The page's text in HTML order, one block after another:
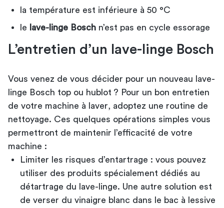
la température est inférieure à 50 °C
le
lave-linge Bosch n’est pas en cycle essorage
L’entretien d’un lave-linge Bosch
Vous venez de vous décider pour un nouveau
lave-
linge Bosch top ou hublot ? Pour un bon entretien
de votre machine à laver , adoptez une routine de
nettoyage. Ces quelques opérations simples vous
permettront de maintenir l’efficacité de votre
machine :
Limiter les risques d’entartrage : vous pouvez
utiliser des produits spécialement dédiés au
détartrage du lave-linge. Une autre solution est
de verser du vinaigre blanc dans le bac à lessive